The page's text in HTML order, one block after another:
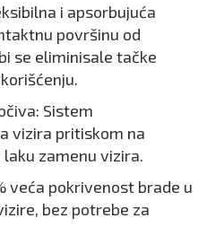
i apsorbujuća
površinu od
se eliminisale tačke
Sistem
vizira pritiskom na
zamenu vizira.
veća pokrivenost brade u
bez potrebe za